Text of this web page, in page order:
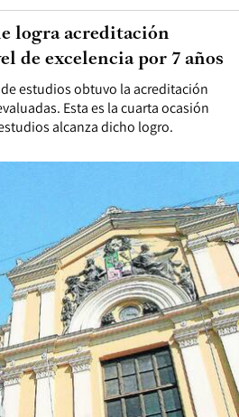
estudios obtuvo la acreditación
Esta es la cuarta ocasión
alcanza dicho logro.
logra acreditación
de excelencia por 7 años